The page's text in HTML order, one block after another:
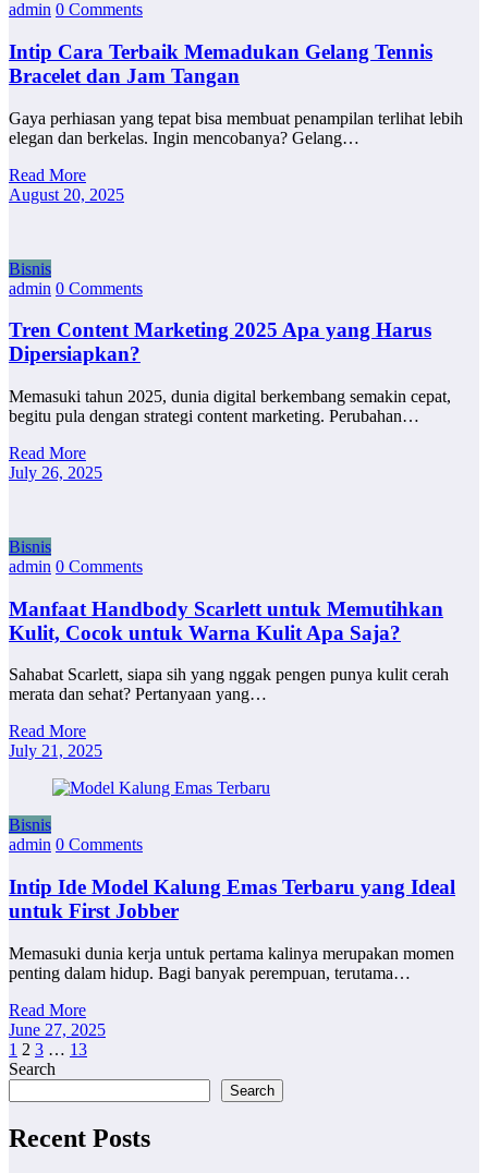
admin 0 Comments
Intip Cara Terbaik Memadukan Gelang Tennis
Bracelet dan Jam Tangan
Gaya perhiasan yang tepat bisa membuat penampilan terlihat lebih
elegan dan berkelas. Ingin mencobanya? Gelang…
Read More
August 20, 2025
Bisnis
admin 0 Comments
Tren Content Marketing 2025 Apa yang Harus
Dipersiapkan?
Memasuki tahun 2025, dunia digital berkembang semakin cepat,
begitu pula dengan strategi content marketing. Perubahan…
Read More
July 26, 2025
Bisnis
admin 0 Comments
Manfaat Handbody Scarlett untuk Memutihkan
Kulit, Cocok untuk Warna Kulit Apa Saja?
Sahabat Scarlett, siapa sih yang nggak pengen punya kulit cerah
merata dan sehat? Pertanyaan yang…
Read More
July 21, 2025
Bisnis
admin 0 Comments
Intip Ide Model Kalung Emas Terbaru yang Ideal
untuk First Jobber
Memasuki dunia kerja untuk pertama kalinya merupakan momen
penting dalam hidup. Bagi banyak perempuan, terutama…
Read More
June 27, 2025
Posts
pagination
1 2 3 … 13
Search
Search
Recent Posts